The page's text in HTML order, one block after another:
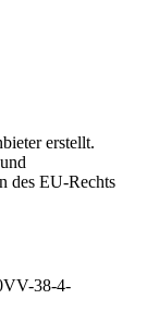
erstellt.
des EU-Rechts
38-4-